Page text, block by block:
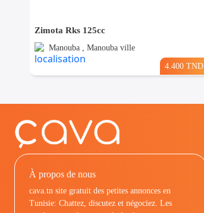
Zimota Rks 125cc
Manouba , Manouba ville
4.400 TND
À propos de nous
cava.tn site gratuit des petites annonces en
Tunisie: Chattez, discutez et négociez. Les